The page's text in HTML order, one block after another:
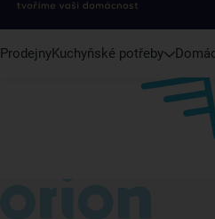
ProdejnyKuchyňské potřeby